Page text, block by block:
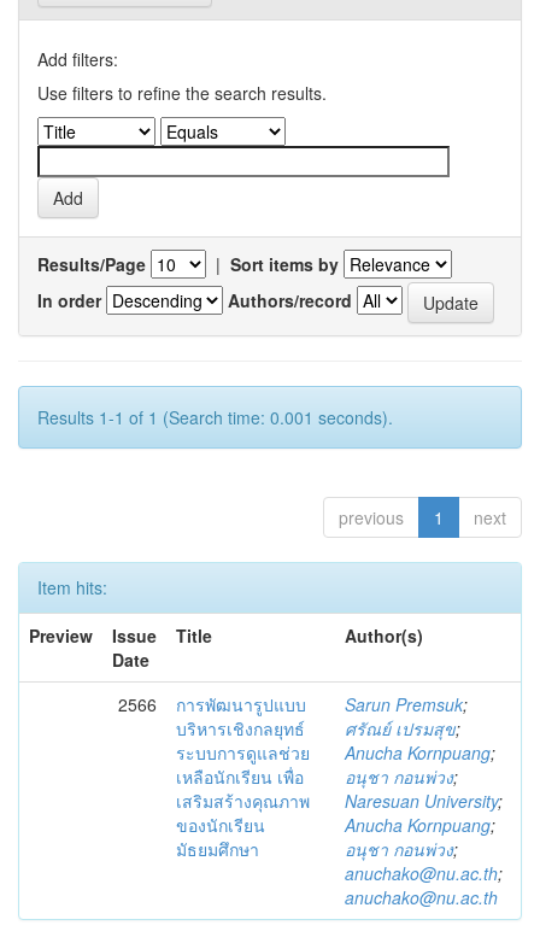
Add filters:
Use filters to refine the search results.
Results/Page | Sort items by
In order
Authors/record
Results 1-1 of 1 (Search time: 0.001 seconds).
previous 1 next
Item hits:
Preview
Issue
Date
Title Author(s)
2566
การพัฒนารูปแบบ
บริหารเชิงกลยุทธ์
ระบบการดูแลช่วย
เหลือนักเรียน เพื่อ
เสริมสร้างคุณภาพ
ของนักเรียน
มัธยมศึกษา
Sarun Premsuk;
ศรัณย์ เปรมสุข;
Anucha Kornpuang;
อนุชา กอนพ่วง;
Naresuan University;
Anucha Kornpuang;
อนุชา กอนพ่วง;
anuchako@nu.ac.th;
anuchako@nu.ac.th